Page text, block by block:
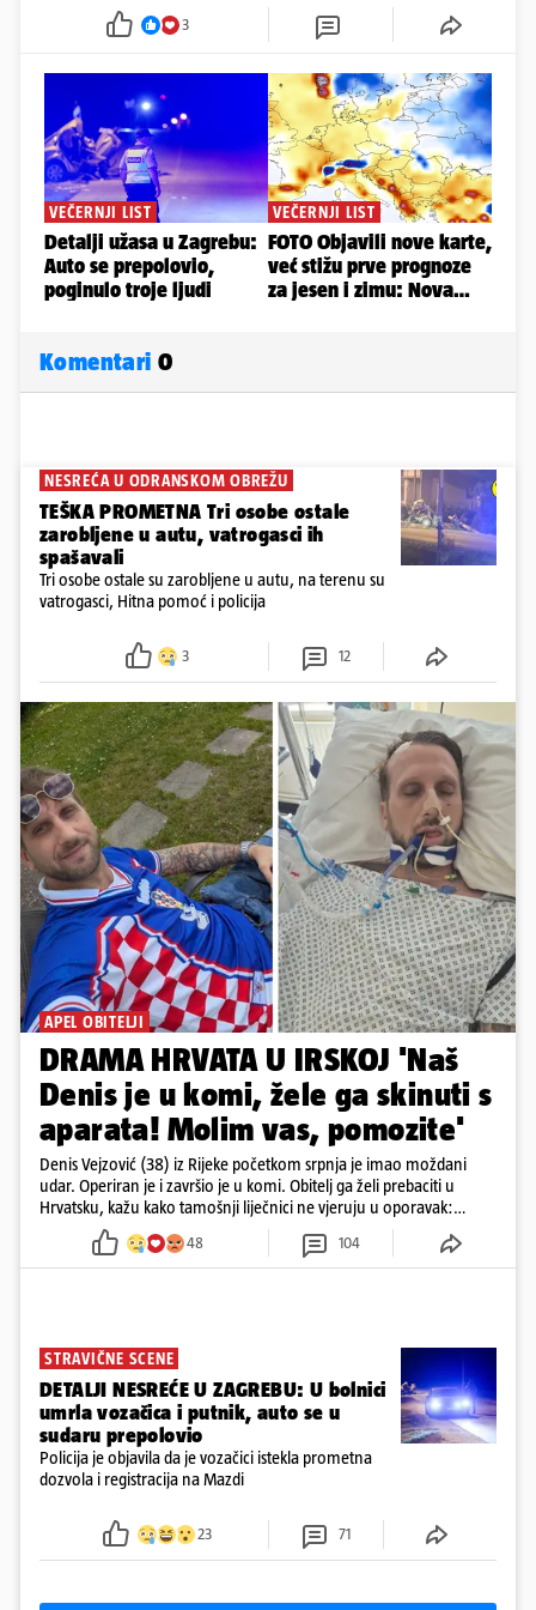
3
Komentari 0
NESREĆA U ODRANSKOM OBREŽU
TEŠKA PROMETNA Tri osobe ostale
zarobljene u autu, vatrogasci ih
spašavali
Tri osobe ostale su zarobljene u autu, na terenu su
vatrogasci, Hitna pomoć i policija
3 12
APEL OBITELJI
DRAMA HRVATA U IRSKOJ 'Naš
Denis je u komi, žele ga skinuti s
aparata! Molim vas, pomozite'
Denis Vejzović (38) iz Rijeke početkom srpnja je imao moždani
udar. Operiran je i završio je u komi. Obitelj ga želi prebaciti u
Hrvatsku, kažu kako tamošnji liječnici ne vjeruju u oporavak:
'Imamo 72 sata'
48 104
STRAVIČNE SCENE
DETALJI NESREĆE U ZAGREBU: U bolnici
umrla vozačica i putnik, auto se u
sudaru prepolovio
Policija je objavila da je vozačici istekla prometna
dozvola i registracija na Mazdi
23 71